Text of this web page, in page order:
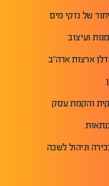
של נזקי מים
ועיצוב
ארצות ארה"ב
והקמת עסק
וניהול לשכה